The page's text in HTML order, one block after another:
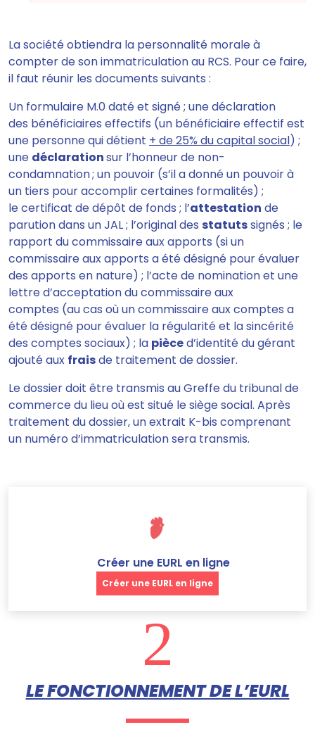
La sociétéobtiendra la personnalité morale à
compter de son immatriculation au RCS. Pour ce faire,
il faut réunir les documents suivants :
Un formulaire M.0daté et signé ; une déclaration
des bénéficiaires effectifs (un bénéficiaire effectif est
une personne qui détient + de 25% du capital social) ;
une déclarationsur l’honneur de non-
condamnation; un pouvoir (s’il a donné un pouvoirà
un tiers pour accomplir certaines formalités) ;
le certificat de dépôt de fonds ; l’attestation de
parution dans un JAL ; l’original des statutssignés ; le
rapport du commissaire aux apports (si un
commissaire aux apports a été désigné pour évaluer
des apports en nature) ; l’acte de nomination et une
lettre d’acceptation ducommissaire aux
comptes (au cas où un commissaire aux comptes a
été désigné pour évaluer la régularité et la sincérité
des comptes sociaux) ; la pièced’identité du gérant
ajouté aux fraisde traitement de dossier.
Le dossier doit être transmis au Greffe du tribunal de
commerce du lieu où est situé le siège social. Après
traitement du dossier, unextrait K-bis comprenant
un numéro d’immatriculation sera transmis.
Créer une EURL en ligne
Créer une EURL en ligne
2
LE FONCTIONNEMENT DE L’EURL